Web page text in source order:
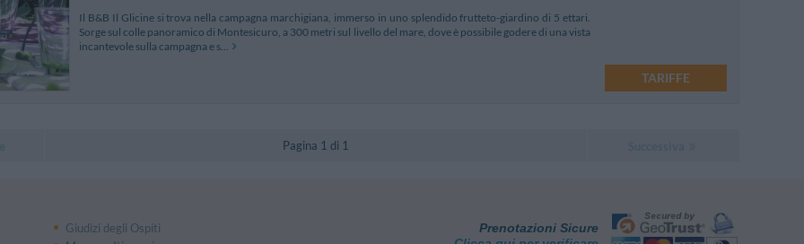
Il B&B Il Glicine si trova nella campagna marchigiana, immerso in uno splendido frutteto-giardino di 5 ettari.
Sorge sul colle panoramico di Montesicuro, a 300 metri sul livello del mare, dove è possibile godere di una vista
incantevole sulla campagna e s...
TARIFFE
Pagina 1 di 1
Giudizi degli Ospiti
Prenotazioni Sicure